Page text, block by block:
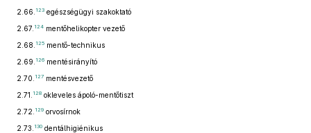
2.66. 123 egészségügyi szakoktató
2.67. 124 mentőhelikopter vezető
2.68. 125 mentő-technikus
2.69. 126 mentésirányító
2.70. 127 mentésvezető
2.71. 128 okleveles ápoló-mentőtiszt
2.72. 129 orvosírnok
2.73. 130 dentálhigiénikus